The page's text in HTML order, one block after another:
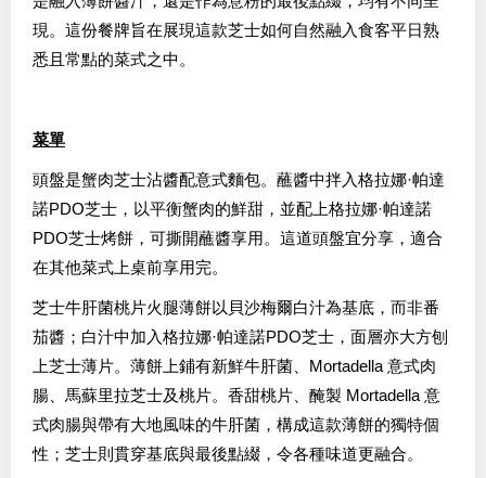
現。這份餐牌旨在展現這款芝士如何自然融入食客平日熟
悉且常點的菜式之中。
菜單
頭盤是蟹肉芝士沾醬配意式麵包。蘸醬中拌入格拉娜·帕達
諾PDO芝士，以平衡蟹肉的鮮甜，並配上格拉娜·帕達諾
PDO芝士烤餅，可撕開蘸醬享用。這道頭盤宜分享，適合
在其他菜式上桌前享用完。
芝士牛肝菌桃片火腿薄餅以貝沙梅爾白汁為基底，而非番
茄醬；白汁中加入格拉娜·帕達諾PDO芝士，面層亦大方刨
上芝士薄片。薄餅上鋪有新鮮牛肝菌、Mortadella 意式肉
腸、馬蘇里拉芝士及桃片。香甜桃片、醃製 Mortadella 意
式肉腸與帶有大地風味的牛肝菌，構成這款薄餅的獨特個
性；芝士則貫穿基底與最後點綴，令各種味道更融合。